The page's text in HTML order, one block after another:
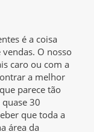
é a coisa
O nosso
caro ou com a
a melhor
parece tão
30
que toda a
área da